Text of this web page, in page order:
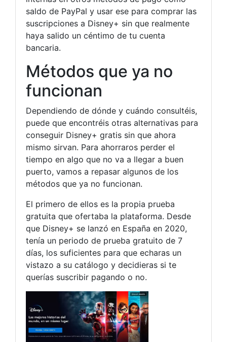
saldo de PayPal y usar ese para comprar las
suscripciones a Disney+ sin que realmente
haya salido un céntimo de tu cuenta
bancaria.
Métodos que ya no
funcionan
Dependiendo de dónde y cuándo consultéis,
puede que encontréis otras alternativas para
conseguir Disney+ gratis sin que ahora
mismo sirvan. Para ahorraros perder el
tiempo en algo que no va a llegar a buen
puerto, vamos a repasar algunos de los
métodos que ya no funcionan.
El primero de ellos es la propia prueba
gratuita que ofertaba la plataforma. Desde
que Disney+ se lanzó en España en 2020,
tenía un periodo de prueba gratuito de 7
días, los suficientes para que echaras un
vistazo a su catálogo y decidieras si te
querías suscribir pagando o no.